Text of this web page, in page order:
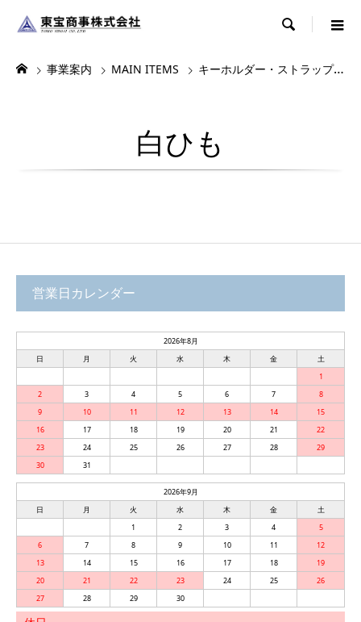

事業案内 MAIN ITEMS キーホルダー・ストラップ・根付
白ひも
営業日カレンダー
2026年8月
日
月 火 水 木 金
土
1
2
3 4 5 6 7
8
9
10 11 12 13 14
15
16
17 18 19 20 21
22
23
24 25 26 27 28
29
30
31
2026年9月
日
月 火 水 木 金
土
1
2 3 4
5
6
7 8 9 10 11
12
13
14 15 16 17 18
19
20
21 22 23 24 25
26
27
28 29 30